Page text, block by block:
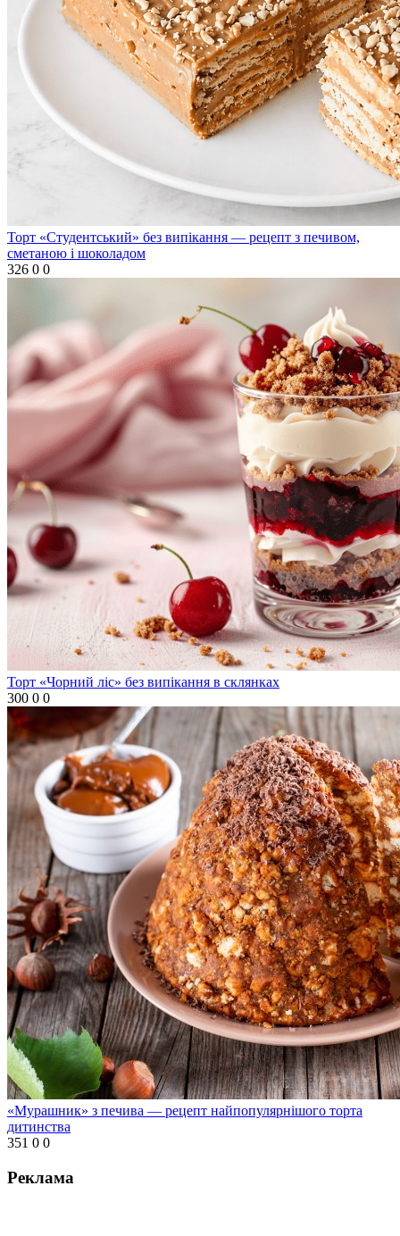
Торт «Студентський» без випікання — рецепт з печивом,
сметаною і шоколадом
326 0 0
Торт «Чорний ліс» без випікання в склянках
300 0 0
«Мурашник» з печива — рецепт найпопулярнішого торта
дитинства
351 0 0
Реклама